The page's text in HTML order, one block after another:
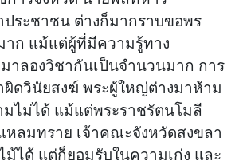
ระชาชน ต่างก็มากราบขอพร
ก แม้แต่ผู้ที่มีความรู้ทาง
าลองวิชากันเป็นจำนวนมาก การ
ผิดวินัยสงฆ์ พระผู้ใหญ่ต่างมาห้าม
ไม่ได้ แม้แต่พระราชรัตนโมลี
หลมทราย เจ้าคณะจังหวัดสงขลา
ได้ แต่ก็ยอมรับในความเก่ง และ